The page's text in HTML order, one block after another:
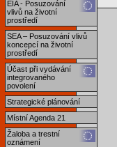
EIA - Posuzování
vlivů na životní
prostředí
SEA – Posuzování vlivů
koncepcí na životní
prostředí
Účast při vydávání
integrovaného
povolení
Strategické plánování
Místní Agenda 21
Žaloba a trestní
oznámení